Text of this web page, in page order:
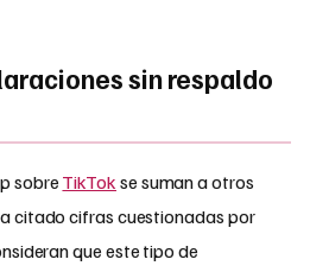
sin respaldo
sobre TikTok se suman a otros
citado cifras cuestionadas por
que este tipo de